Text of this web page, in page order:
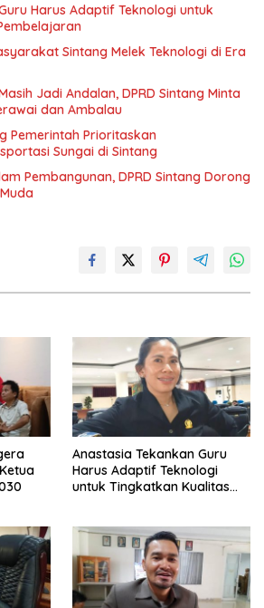
Harus Adaptif Teknologi untuk
Sintang Melek Teknologi di Era
Jadi Andalan, DPRD Sintang Minta
dan Ambalau
Pemerintah Prioritaskan
Sungai di Sintang
Pembangunan, DPRD Sintang Dorong
Anastasia Tekankan Guru
Harus Adaptif Teknologi
untuk Tingkatkan Kualitas